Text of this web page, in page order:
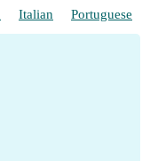
Italian Portuguese